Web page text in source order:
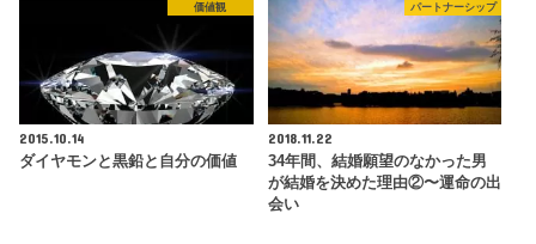
価値観
2015.10.14
ダイヤモンと黒鉛と自分の価値
パートナーシップ
2018.11.22
34年間、結婚願望のなかった男
が結婚を決めた理由②〜運命の出
会い